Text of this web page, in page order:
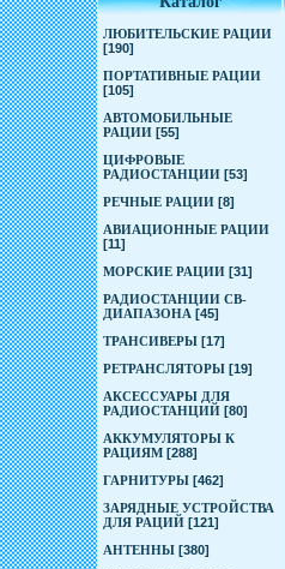
ЛЮБИТЕЛЬСКИЕ РАЦИИ
[190]
ПОРТАТИВНЫЕ РАЦИИ
[105]
АВТОМОБИЛЬНЫЕ
РАЦИИ [55]
ЦИФРОВЫЕ
РАДИОСТАНЦИИ [53]
РЕЧНЫЕ РАЦИИ [8]
АВИАЦИОННЫЕ РАЦИИ
[11]
МОРСКИЕ РАЦИИ [31]
РАДИОСТАНЦИИ CB-
ДИАПАЗОНА [45]
ТРАНСИВЕРЫ [17]
РЕТРАНСЛЯТОРЫ [19]
АКСЕССУАРЫ ДЛЯ
РАДИОСТАНЦИЙ [80]
АККУМУЛЯТОРЫ К
РАЦИЯМ [288]
ГАРНИТУРЫ [462]
ЗАРЯДНЫЕ УСТРОЙСТВА
ДЛЯ РАЦИЙ [121]
АНТЕННЫ [380]